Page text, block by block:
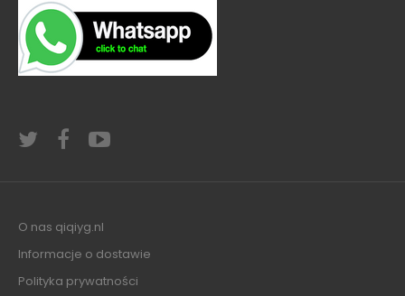
O nas qiqiyg.nl
Informacje o dostawie
Polityka prywatności